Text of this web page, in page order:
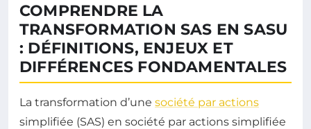
COMPRENDRE LA
TRANSFORMATION SAS EN SASU
: DÉFINITIONS, ENJEUX ET
DIFFÉRENCES FONDAMENTALES
La transformation d’une société par actions
simplifiée (SAS) en société par actions simplifiée